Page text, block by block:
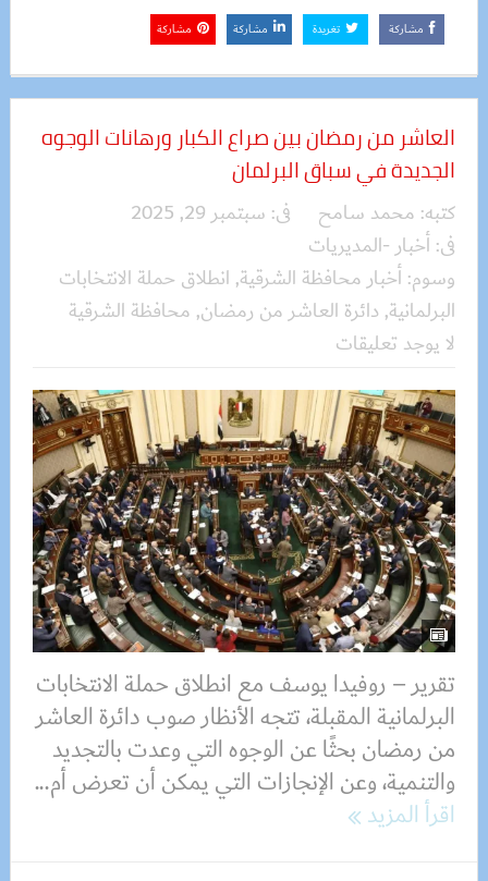
مشاركة تغريدة مشاركة مشاركة
العاشر من رمضان بين صراع الكبار ورهانات الوجوه
الجديدة في سباق البرلمان
كتبه: محمد سامح فى: سبتمبر 29, 2025
فى:أخبار -المديريات
وسوم:أخبار محافظة الشرقية, انطلاق حملة الانتخابات
البرلمانية, دائرة العاشر من رمضان, محافظة الشرقية
لا يوجد تعليقات
تقرير – روفيدا يوسف مع انطلاق حملة الانتخابات
البرلمانية المقبلة، تتجه الأنظار صوب دائرة العاشر
من رمضان بحثًا عن الوجوه التي وعدت بالتجديد
والتنمية، وعن الإنجازات التي يمكن أن تعرض أم...
اقرأ المزيد